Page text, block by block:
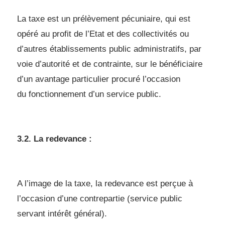
La taxe est un prélèvement pécuniaire, qui est
opéré au profit de l’Etat et des collectivités ou
d’autres établissements public administratifs, par
voie d’autorité et de contrainte, sur le bénéficiaire
d’un avantage particulier procuré l’occasion
du fonctionnement d’un service public.
3.2. La redevance :
A l’image de la taxe, la redevance est perçue à
l’occasion d’une contrepartie (service public
servant intérêt général).